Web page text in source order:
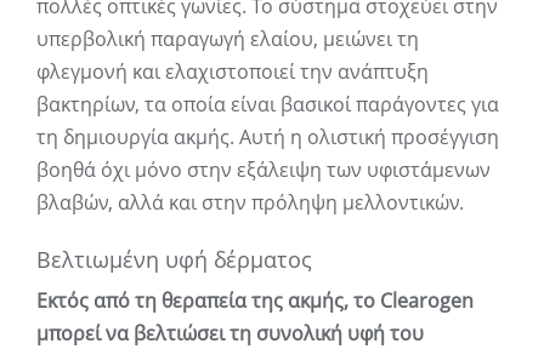
πολλές οπτικές γωνίες. Το σύστημα στοχεύει στην
υπερβολική παραγωγή ελαίου, μειώνει τη
φλεγμονή και ελαχιστοποιεί την ανάπτυξη
βακτηρίων, τα οποία είναι βασικοί παράγοντες για
τη δημιουργία ακμής. Αυτή η ολιστική προσέγγιση
βοηθά όχι μόνο στην εξάλειψη των υφιστάμενων
βλαβών, αλλά και στην πρόληψη μελλοντικών.
Βελτιωμένη υφή δέρματος
Εκτός από τη θεραπεία της ακμής, το Clearogen
μπορεί να βελτιώσει τη συνολική υφή του